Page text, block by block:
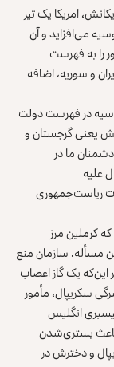
امریکا یک تیر
می‌افزاید و آن
را به فهرست
و سوریه، اضافه
در فهرست دولت
یعنی گرجستان و
ما در
علیه
ریاست‌جمهوری
کرملین مرز
مسأله، سازمان منع
یک گاز اعصاب
سکریپال، مأمور
انگلیس
باعث بستری‌شدن
و دخترش در